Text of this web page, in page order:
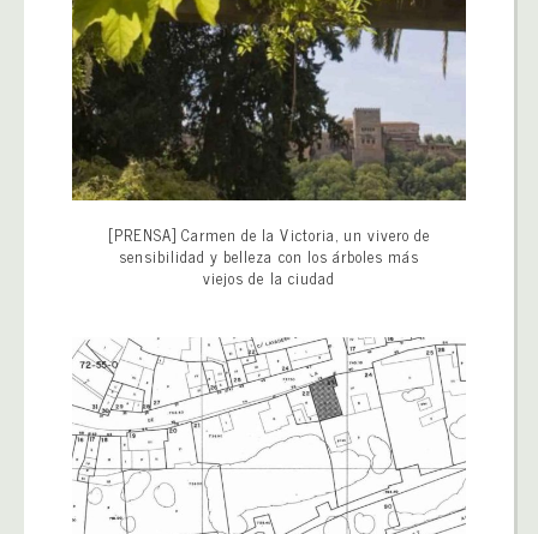
[PRENSA] Carmen de la Victoria, un vivero de
sensibilidad y belleza con los árboles más
viejos de la ciudad